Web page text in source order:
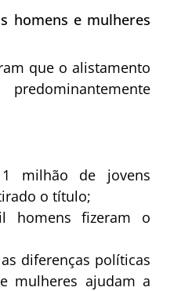
homens e mulheres
que o alistamento
milhão de jovens
o título;
homens fizeram o
diferenças políticas
mulheres ajudam a